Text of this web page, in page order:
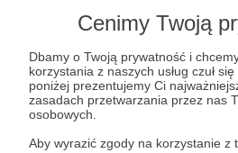
Cenimy Twoją
Dbamy o Twoją prywatność i
korzystania z naszych usług czuł
poniżej prezentujemy Ci
zasadach przetwarzania przez nas
osobowych.
Aby wyrazić zgody na korzystanie z
Lista postów
Autor nie dodał jeszcze